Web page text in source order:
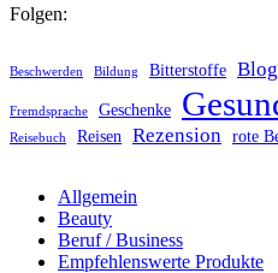
Folgen:
Beschwerden Bildung Bitterstoffe Blog
Fremdsprache Geschenke
Reisebuch Reisen Rezension rote
Allgemein
Beauty
Beruf / Business
Empfehlenswerte Produkte